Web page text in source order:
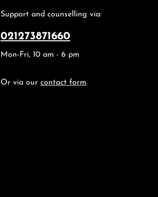
Support and counselling via:
021273871660
Mon-Fri, 10 am - 6 pm
Or via our contact form.